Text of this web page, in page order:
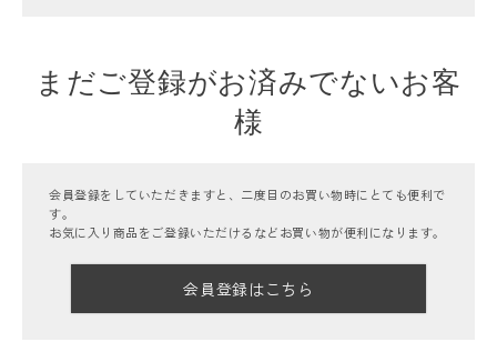
まだご登録がお済みでないお客
様
会員登録をしていただきますと、二度目のお買い物時にとても便利で
す。
お気に入り商品をご登録いただけるなどお買い物が便利になります。
会員登録はこちら